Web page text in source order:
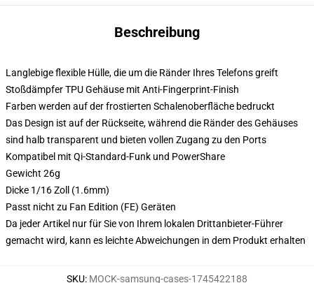
Beschreibung
Langlebige flexible Hülle, die um die Ränder Ihres Telefons greift
Stoßdämpfer TPU Gehäuse mit Anti-Fingerprint-Finish
Farben werden auf der frostierten Schalenoberfläche bedruckt
Das Design ist auf der Rückseite, während die Ränder des Gehäuses
sind halb transparent und bieten vollen Zugang zu den Ports
Kompatibel mit Qi-Standard-Funk und PowerShare
Gewicht 26g
Dicke 1/16 Zoll (1.6mm)
Passt nicht zu Fan Edition (FE) Geräten
Da jeder Artikel nur für Sie von Ihrem lokalen Drittanbieter-Führer
gemacht wird, kann es leichte Abweichungen in dem Produkt erhalten
SKU: MOCK-samsung-cases-1745422188